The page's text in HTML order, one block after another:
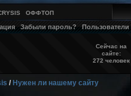
ОФФТОП
Забыли пароль? Пользователи
Сейчас на
сайте:
272 человек
/ Нужен ли нашему сайту